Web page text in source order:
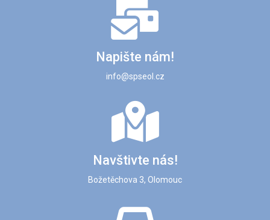
Napište nám!
info@spseol.cz
Navštivte nás!
Božetěchova 3, Olomouc